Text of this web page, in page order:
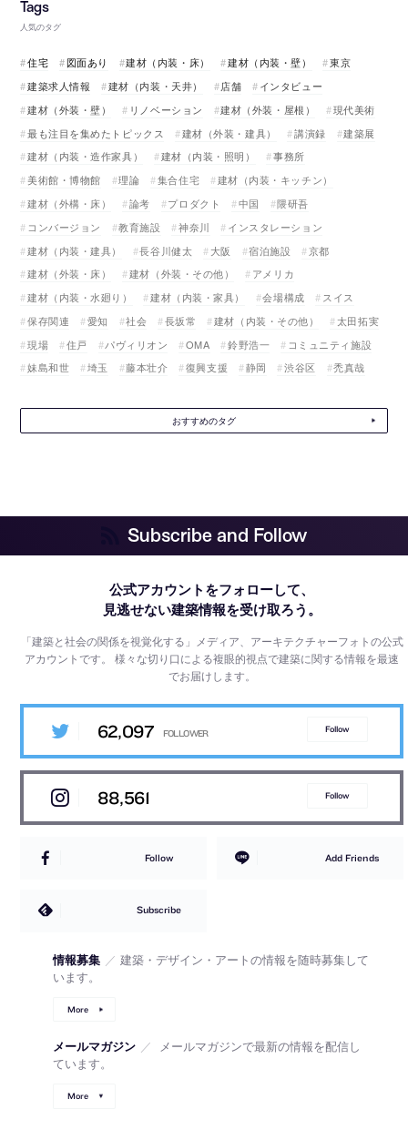
人気のタグ
住宅 図面あり 建材（内装・床） 建材（内装・壁）
東京
建築求人情報
建材（内装・天井） 店舗
インタビュー
建材（外装・壁）
リノベーション 建材（外装・屋根）
現代美術
最も注目を集めたトピックス
建材（外装・建具） 講演録
建築展
建材（内装・造作家具）
建材（内装・照明）
事務所
美術館・博物館
理論 集合住宅
建材（内装・キッチン）
建材（外構・床）
論考 プロダクト 中国
隈研吾
コンバージョン
教育施設 神奈川
インスタレーション
建材（内装・建具）
長谷川健太 大阪 宿泊施設
京都
建材（外装・床）
建材（外装・その他）
アメリカ
建材（内装・水廻り）
建材（内装・家具） 会場構成
スイス
保存関連
愛知 社会 長坂常 建材（内装・その他）
太田拓実
現場
住戸 パヴィリオン OMA 鈴野浩一
コミュニティ施設
妹島和世
埼玉 藤本壮介 復興支援 静岡 渋谷区 禿真哉
おすすめのタグ
Subscribe and Follow
公式アカウントをフォローして、
見逃せない建築情報を受け取ろう。
「建築と社会の関係を視覚化する」メディア、アーキテクチャーフォトの公式
アカウントです。様々な切り口による複眼的視点で建築に関する情報を最速
でお届けします。
62,097 Follow
88,561 Follow
Follow Add Friends
Subscribe
情報募集 ／ 建築・デザイン・アートの情報を随時募集して
います。
More
メールマガジン ／
メールマガジンで最新の情報を配信し
ています。
More